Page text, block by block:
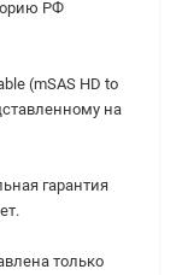
РФ
(mSAS HD to
на
гарантия
только